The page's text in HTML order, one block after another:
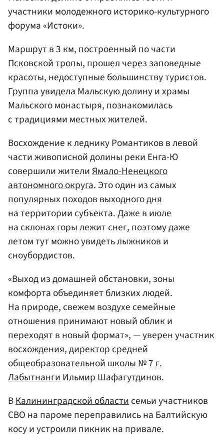
участники молодежного историко-культурного
форума «Истоки».
Маршрут в 3 км, построенный по части
Псковской тропы, прошел через заповедные
красоты, недоступные большинству туристов.
Группа увидела Мальскую долину и храмы
Мальского монастыря, познакомилась
с традициями местных жителей.
Восхождение к леднику Романтиков в левой
части живописной долины реки Енга-Ю
совершили жителиЯмало-Ненецкого
автономного округа. Это один из самых
популярных походов выходного дня
на территории субъекта. Даже в июле
на склонах горы лежит снег, поэтому даже
летом тут можно увидеть лыжников и
сноубордистов.
«Выход из домашней обстановки, зоны
комфорта объединяет близких людей.
На природе, свежем воздухе семейные
отношения принимают новый облик и
переходят в новый формат», — уверен участник
восхождения, директор средней
общеобразовательной школы № 7г.
ЛабытнангиИльмир Шафагутдинов.
ВКалининградской областисемьи участников
СВО на пароме переправились на Балтийскую
косу и устроили пикник на привале.